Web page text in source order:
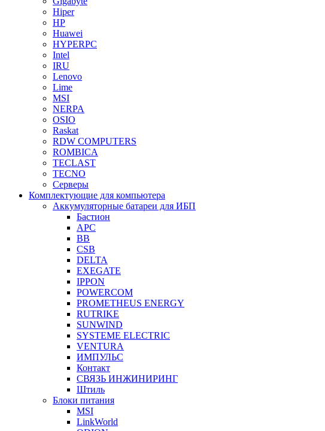
Hiper
HP
Huawei
HYPERPC
Intel
IRU
Lenovo
Lime
MSI
NERPA
OSIO
Raskat
RDW COMPUTERS
ROMBICA
TECLAST
TECNO
Серверы
Комплектующие для компьютера
Аккумуляторные батареи для ИБП
Бастион
APC
BB
CSB
DELTA
EXEGATE
IPPON
POWERCOM
PROMETHEUS ENERGY
RUTRIKE
SUNWIND
SYSTEME ELECTRIC
VENTURA
ИМПУЛЬС
Контакт
СВЯЗЬ ИНЖИНИРИНГ
Штиль
Блоки питания
MSI
LinkWorld